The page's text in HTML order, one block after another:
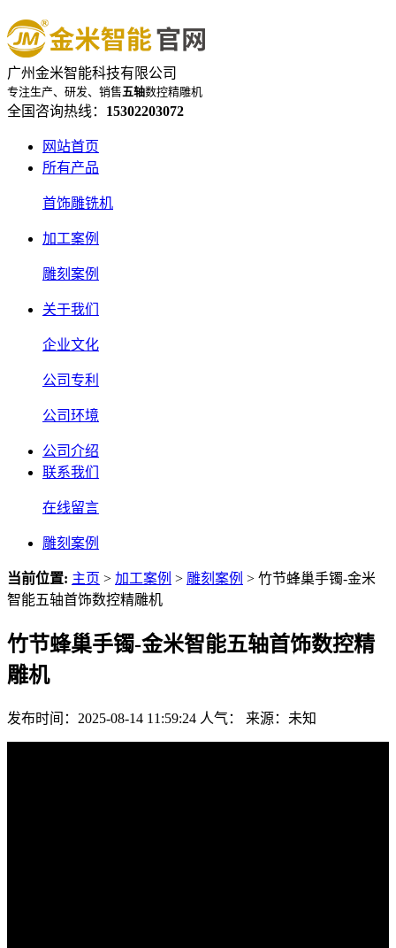
广州金米智能科技有限公司
专注生产、研发、销售五轴数控精雕机
全国咨询热线： 15302203072
网站首页
所有产品
首饰雕铣机
加工案例
雕刻案例
关于我们
企业文化
公司专利
公司环境
公司介绍
联系我们
在线留言
雕刻案例
当前位置: 主页 > 加工案例 > 雕刻案例 > 竹节蜂巢手镯-金米
智能五轴首饰数控精雕机
竹节蜂巢手镯-金米智能五轴首饰数控精
雕机
发布时间：2025-08-14 11:59:24 人气： 来源：未知